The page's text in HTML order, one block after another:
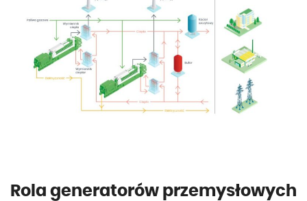
Rola generatorów przemysłowych